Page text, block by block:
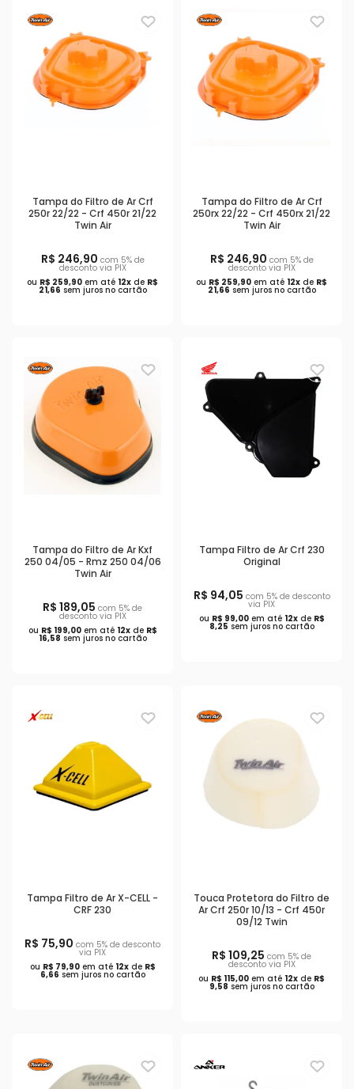
Tampa do Filtro de Ar Crf
250r 22/22 - Crf 450r 21/22
Twin Air
R$ 246,90 com 5% de
desconto via PIX
ou R$ 259,90 em até 12x de R$
21,66 sem juros no cartão
Tampa do Filtro de Ar Crf
250rx 22/22 - Crf 450rx 21/22
Twin Air
R$ 246,90 com 5% de
desconto via PIX
ou R$ 259,90 em até 12x de R$
21,66 sem juros no cartão
Tampa do Filtro de Ar Kxf
250 04/05 - Rmz 250 04/06
Twin Air
R$ 189,05 com 5% de
desconto via PIX
ou R$ 199,00em até 12xde R$
16,58 sem juros no cartão
Tampa Filtro de Ar Crf 230
Original
R$ 94,05 com 5% de desconto
via PIX
ou R$ 99,00em até 12xde R$
8,25 sem juros no cartão
Tampa Filtro de Ar X-CELL -
CRF 230
R$ 75,90 com 5% de desconto
via PIX
ou R$ 79,90em até 12xde R$
6,66 sem juros no cartão
Touca Protetora do Filtro de
Ar Crf 250r 10/13 - Crf 450r
09/12 Twin
R$ 109,25 com 5% de
desconto via PIX
ou R$ 115,00 em até 12x de R$
9,58 sem juros no cartão